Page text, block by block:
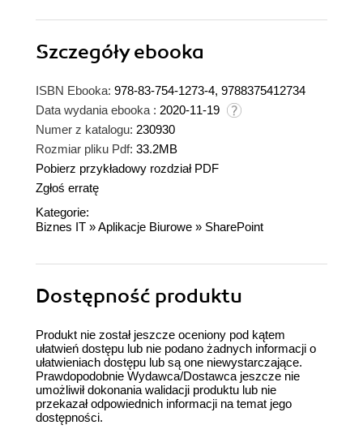
Szczegółyebooka
ISBN Ebooka: 978-83-754-1273-4, 9788375412734
Data wydania ebooka : 2020-11-19
Numer z katalogu: 230930
Rozmiar pliku Pdf: 33.2MB
Pobierz przykładowy rozdział PDF
Zgłoś erratę
Kategorie:
Biznes IT »Aplikacje Biurowe » SharePoint
Dostępność produktu
Produkt nie został jeszcze oceniony pod kątem
ułatwień dostępu lub nie podano żadnych informacji o
ułatwieniach dostępu lub są one niewystarczające.
Prawdopodobnie Wydawca/Dostawca jeszcze nie
umożliwił dokonania walidacji produktu lub nie
przekazał odpowiednich informacji na temat jego
dostępności.